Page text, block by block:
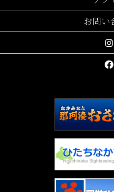
お問い